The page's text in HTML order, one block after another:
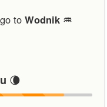
to Wodnik ♒︎
🌘